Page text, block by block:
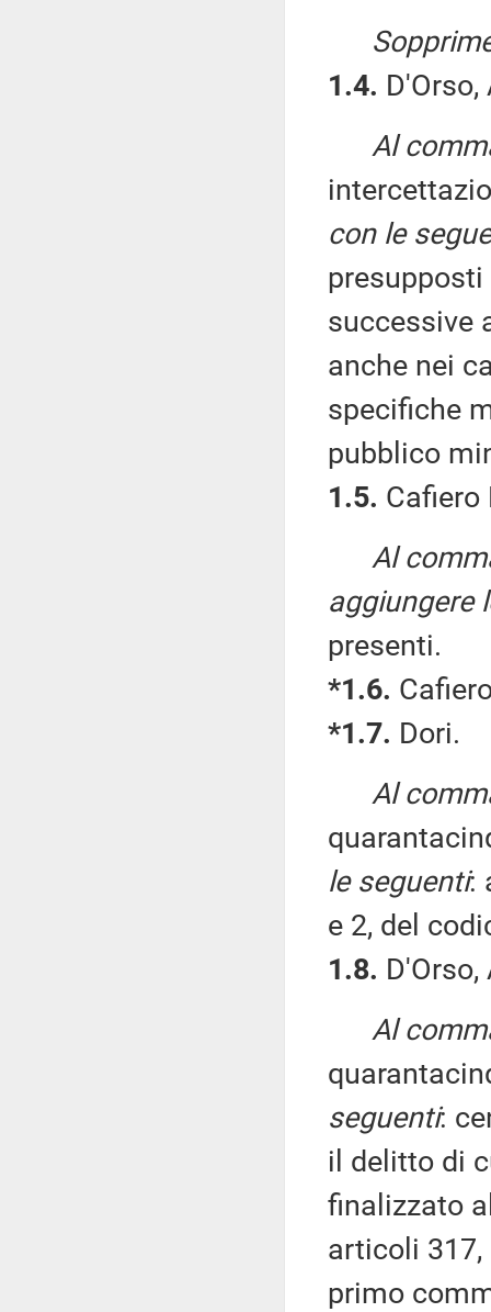
1.4.
Al
con le
presupposti
successive
anche nei
specifiche
pubblico
1.5. Cafiero
Al
aggiungere
presenti.
*1.6.
*1.7. Dori.
Al
le seguenti:
e 2, del
1.8.
Al
seguenti:
il delitto di
finalizzato
articoli 317,
primo